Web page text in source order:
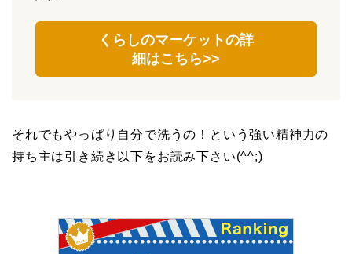
くらしのマーケットの詳
細はこちら>>
それでもやっぱり自分で洗うの！という強い精神力の
持ち主は引き続き以下をお読み下さい(^^;)